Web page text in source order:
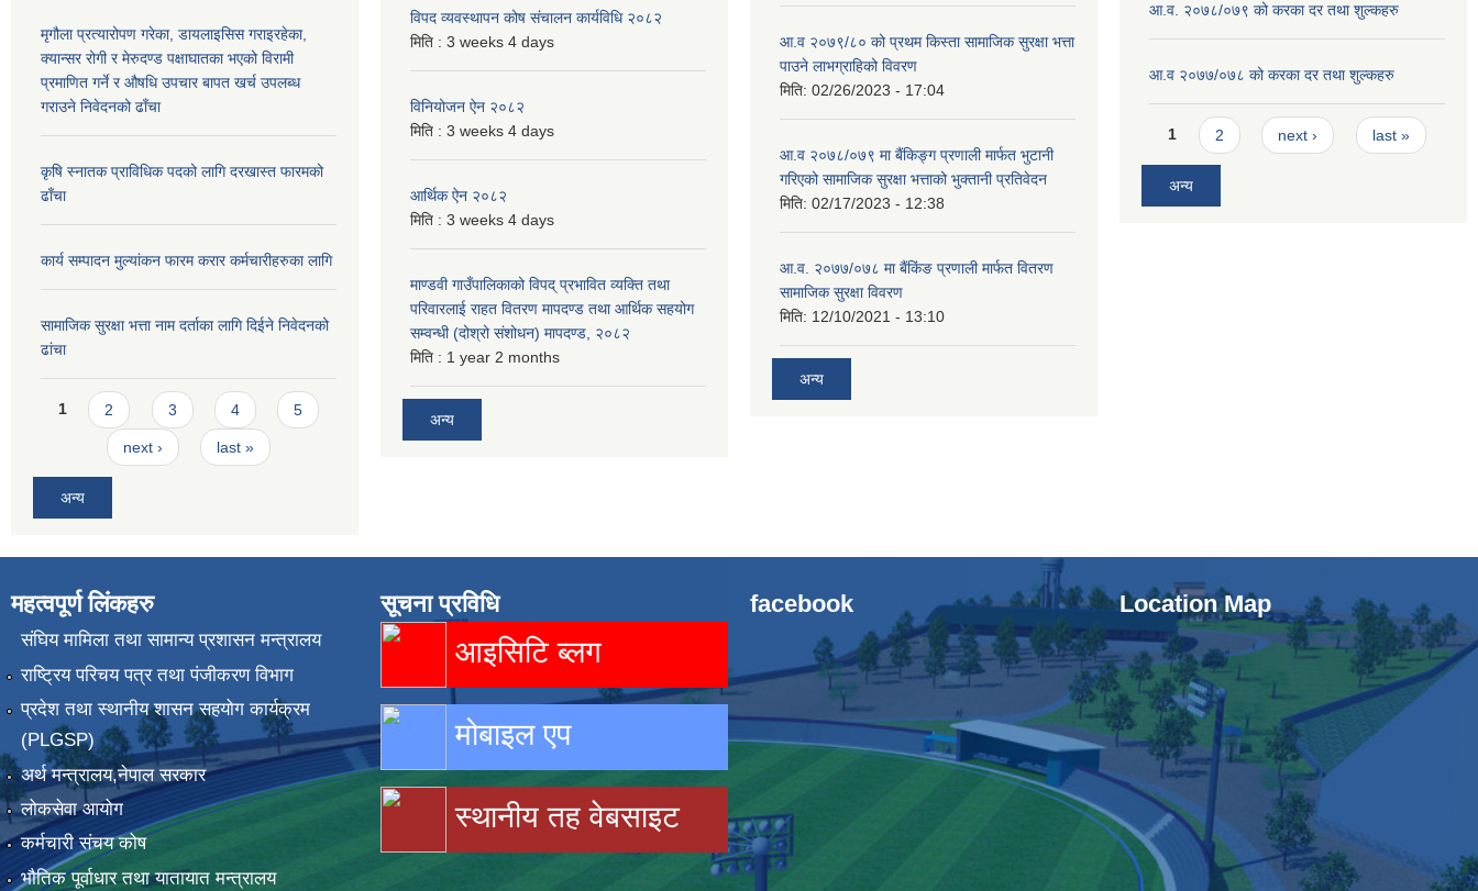
मृगौला प्रत्यारोपण गरेका, डायलाइसिस गराइरहेका,
क्यान्सर रोगी र मेरुदण्ड पक्षाघातका भएको विरामी
प्रमाणित गर्ने र औषधि उपचार बापत खर्च उपलब्ध
गराउने निवेदनको ढाँचा
कृषि स्नातक प्राविधिक पदको लागि दरखास्त फारमको
ढाँचा
कार्य सम्पादन मुल्यांकन फारम करार कर्मचारीहरुका लागि
सामाजिक सुरक्षा भत्ता नाम दर्ताका लागि दिईने निवेदनको
ढांचा
Pages
1 2 3 4 5
next › last »
अन्य
विपद व्यवस्थापन कोष संचालन कार्यविधि २०८२
मिति : 3 weeks 4 days
विनियोजन ऐन २०८२
मिति : 3 weeks 4 days
आर्थिक ऐन २०८२
मिति : 3 weeks 4 days
माण्डवी गाउँपालिकाको विपद् प्रभावित व्यक्ति तथा
परिवारलाई राहत वितरण मापदण्ड तथा आर्थिक सहयोग
सम्वन्धी (दोश्रो संशोधन) मापदण्ड, २०८२
मिति : 1 year 2 months
अन्य
आ.व २०७९/८० को प्रथम किस्ता सामाजिक सुरक्षा भत्ता
पाउने लाभग्राहिको विवरण
मिति: 02/26/2023 - 17:04
आ.व २०७८/०७९ मा बैंकिङ्ग प्रणाली मार्फत भुटानी
गरिएको सामाजिक सुरक्षा भत्ताको भुक्तानी प्रतिवेदन
मिति: 02/17/2023 - 12:38
आ.व. २०७७/०७८ मा बैंकिंङ प्रणाली मार्फत वितरण
सामाजिक सुरक्षा विवरण
मिति: 12/10/2021 - 13:10
अन्य
आ.व. २०७८/०७९ को करका दर तथा शुल्कहरु
आ.व २०७७/०७८ को करका दर तथा शुल्कहरु
Pages
1 2 next › last »
अन्य
महत्वपूर्ण लिंकहरु
संघिय मामिला तथा सामान्य प्रशासन मन्त्रालय
राष्ट्रिय परिचय पत्र तथा पंजीकरण विभाग
प्रदेश तथा स्थानीय शासन सहयोग कार्यक्रम
(PLGSP)
अर्थ मन्त्रालय,नेपाल सरकार
लोकसेवा आयोग
कर्मचारी संचय कोष
भौतिक पूर्वाधार तथा यातायात मन्त्रालय
सूचना प्रविधि
आइसिटि ब्लग
मोबाइल एप
स्थानीय तह वेबसाइट
facebook Location Map